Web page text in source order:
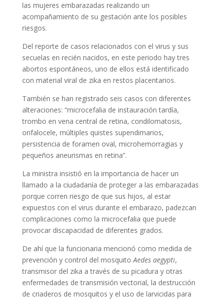
las mujeres embarazadas realizando un
acompañamiento de su gestación ante los posibles
riesgos.
Del reporte de casos relacionados con el virus y sus
secuelas en recién nacidos, en este periodo hay tres
abortos espontáneos, uno de ellos está identificado
con material viral de zika en restos placentarios.
También se han registrado seis casos con diferentes
alteraciones: “microcefalia de instauración tardía,
trombo en vena central de retina, condilomatosis,
onfalocele, múltiples quistes supendimarios,
persistencia de foramen oval, microhemorragias y
pequeños aneurismas en retina”.
La ministra insistió en la importancia de hacer un
llamado a la ciudadanía de proteger a las embarazadas
porque corren riesgo de que sus hijos, al estar
expuestos con el virus durante el embarazo, padezcan
complicaciones como la microcefalia que puede
provocar discapacidad de diferentes grados.
De ahí que la funcionaria mencionó como medida de
prevención y control del mosquitoAedes aegypti,
transmisor del zika a través de su picadura y otras
enfermedades de transmisión vectorial, la destrucción
de criaderos de mosquitos y el uso de larvicidas para